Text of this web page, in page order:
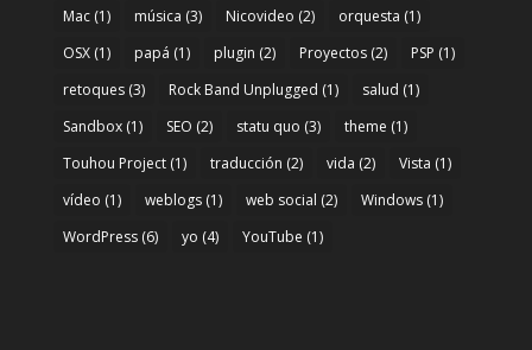
Mac(1) música (3) Nicovideo (2) orquesta (1)
OSX(1) papá (1) plugin (2) Proyectos(2) PSP (1)
retoques(3) Rock Band Unplugged (1) salud (1)
Sandbox(1) SEO (2) statu quo (3) theme (1)
Touhou Project(1) traducción (2) vida (2) Vista (1)
vídeo (1) weblogs(1) web social (2) Windows(1)
WordPress(6) yo (4) YouTube (1)